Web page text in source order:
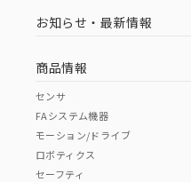
お知らせ・最新情報
商品情報
センサ
FAシステム機器
モーション/ドライブ
ロボティクス
セーフティ